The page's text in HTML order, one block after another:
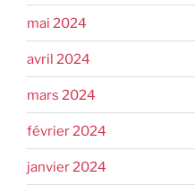
mai 2024
avril 2024
mars 2024
février 2024
janvier 2024